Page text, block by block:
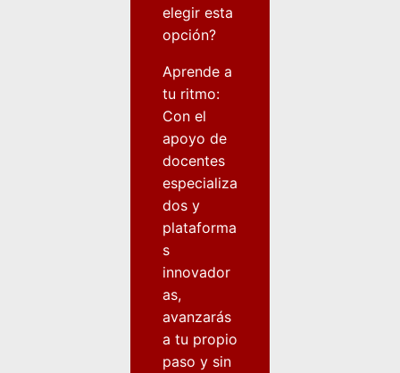
elegir esta
opción?
Aprende a
tu ritmo:
Con el
apoyo de
docentes
especializa
dos y
plataforma
s
innovador
as,
avanzarás
a tu propio
paso y sin